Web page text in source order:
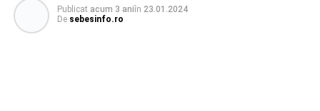
Publicat acum 3 aniîn 23.01.2024
De sebesinfo.ro